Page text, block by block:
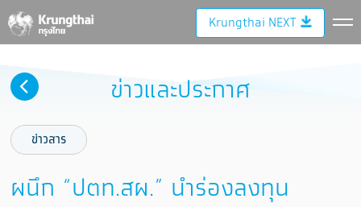
Krungthai NEXT
ข่าวและประกาศ
ข่าวสาร
ผนึก “ปตท.สผ.” นำร่องลงทุน